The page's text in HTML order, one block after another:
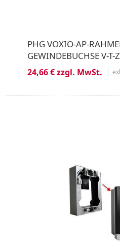
PHG VOXIO-AP-
GEWINDEBUCHSE V-T-
24,66 € zzgl. MwSt.